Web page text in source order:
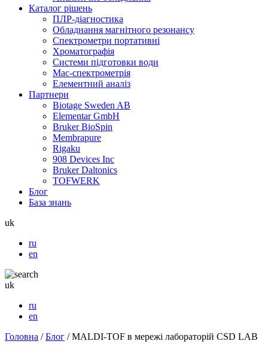
Каталог рішень
ПЛР-діагностика
Обладнання магнітного резонансу
Спектрометри портативні
Хроматографія
Системи підготовки води
Мас-спектрометрія
Елементний аналіз
Партнери
Biotage Sweden AB
Elementar GmbH
Bruker BioSpin
Membrapure
Rigaku
908 Devices Inc
Bruker Daltonics
TOFWERK
Блог
База знань
uk
ru
en
uk
ru
en
Головна / Блог / MALDI-TOF в мережі лабораторій CSD LAB